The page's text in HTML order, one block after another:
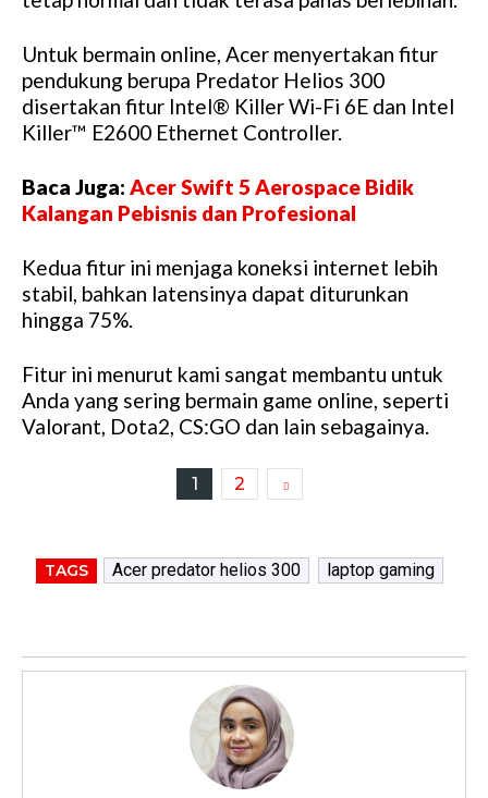
Untuk bermain online, Acer menyertakan fitur
pendukung berupa Predator Helios 300
disertakan fitur Intel® Killer Wi-Fi 6E dan Intel
Killer™ E2600 Ethernet Controller.
Baca Juga: Acer Swift 5 Aerospace Bidik
Kalangan Pebisnis dan Profesional
Kedua fitur ini menjaga koneksi internet lebih
stabil, bahkan latensinya dapat diturunkan
hingga 75%.
Fitur ini menurut kami sangat membantu untuk
Anda yang sering bermain game online, seperti
Valorant, Dota2, CS:GO dan lain sebagainya.
1 2
TAGS Acer predator helios 300 laptop gaming